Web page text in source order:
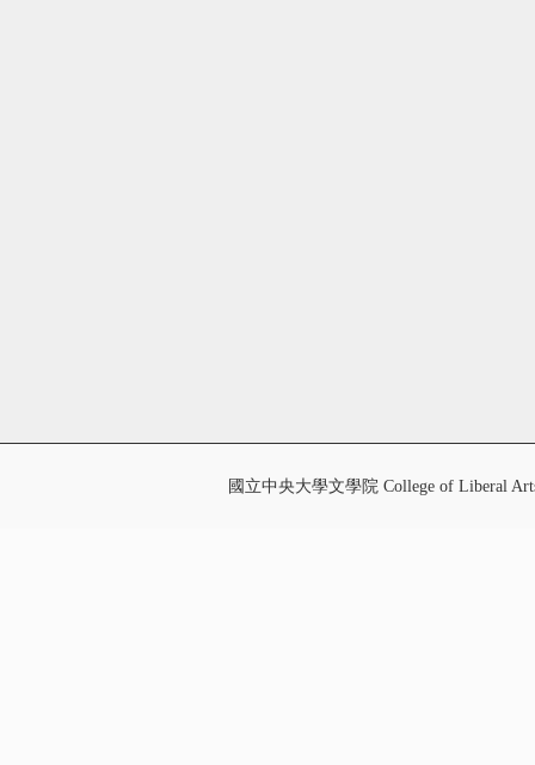
國立中央大學文學院 College of Liberal